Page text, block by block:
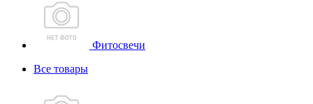
Фитосвечи
Все товары